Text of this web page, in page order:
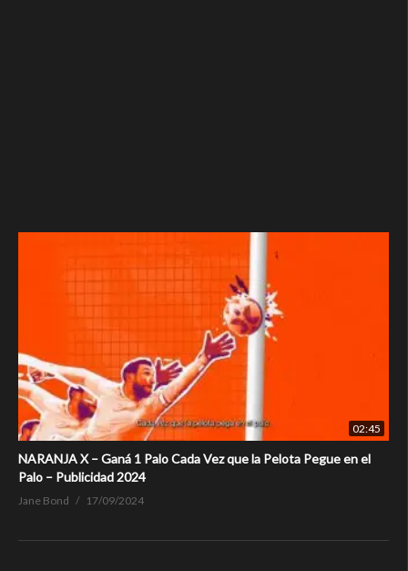
02:45
NARANJA X – Ganá 1 Palo Cada Vez que la Pelota Pegue en el
Palo – Publicidad 2024
Jane Bond 17/09/2024